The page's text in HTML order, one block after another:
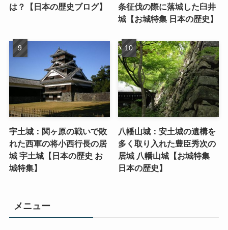
は？【日本の歴史ブログ】
条征伐の際に落城した臼井
城【お城特集 日本の歴史】
宇土城：関ヶ原の戦いで敗
れた西軍の将小西行長の居
城 宇土城【日本の歴史 お
城特集】
八幡山城：安土城の遺構を
多く取り入れた豊臣秀次の
居城 八幡山城【お城特集
日本の歴史】
メニュー